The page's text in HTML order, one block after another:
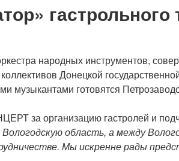
гастрольного
народных инструментов,
Донецкой
готовятся
за организацию гастролей и
область, а между
Мы искренне рады